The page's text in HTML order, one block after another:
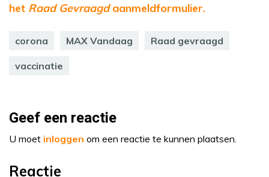
het Raad Gevraagdaanmeldformulier.
corona MAX Vandaag Raad gevraagd
vaccinatie
Geef een reactie
U moet inloggen om een reactie te kunnen plaatsen.
Reactie